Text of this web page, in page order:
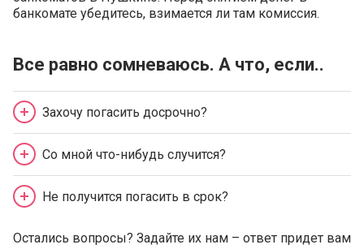
банкомате убедитесь, взимается ли там комиссия.
Все равно сомневаюсь. А что, если..
Захочу погасить досрочно?
Со мной что-нибудь случится?
Не получится погасить в срок?
Остались вопросы? Задайте их нам – ответ придет вам